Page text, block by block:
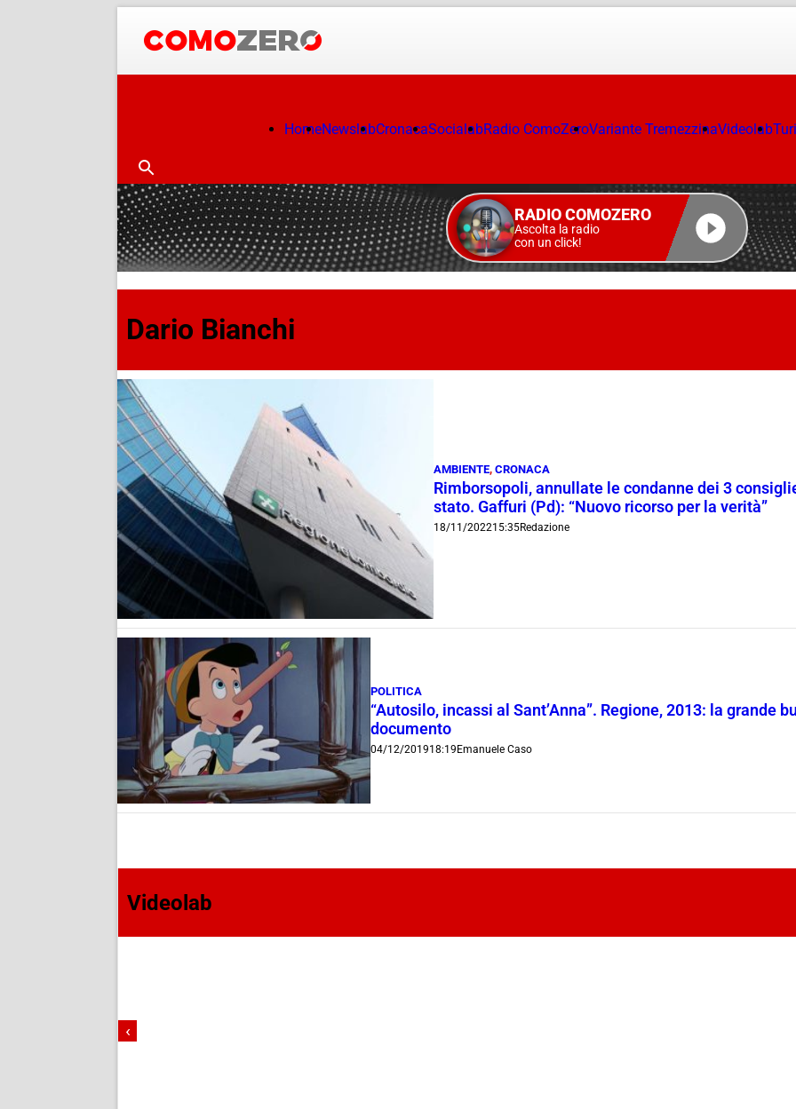
HomeNewslabCronacaSocialabRadio ComoZeroVariante TremezzinaVideolab
RADIO COMOZERO
Ascolta la radio
con un click!
Dario Bianchi
AMBIENTE,CRONACA
Rimborsopoli, annullate le condanne dei 3
stato. Gaffuri (Pd): “Nuovo ricorso per la verità”
18/11/202215:35Redazione
POLITICA
“Autosilo, incassi al Sant’Anna”. Regione, 2013: la grande
documento
04/12/201918:19Emanuele Caso
Videolab
‹